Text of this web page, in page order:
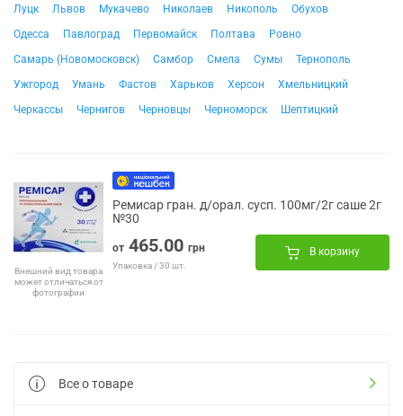
Луцк
Львов Мукачево Николаев Никополь
Обухов
Одесса
Павлоград Первомайск Полтава
Ровно
Самарь (Новомосковск)
Самбор Смела Сумы
Тернополь
Ужгород
Умань Фастов Харьков Херсон
Хмельницкий
Черкассы
Чернигов Черновцы Черноморск Шептицкий
Внешний вид товара
может отличаться от
фотографии
Ремисар гран. д/орал. сусп. 100мг/2г саше 2г
№30
от 465.00 грн
Упаковка / 30 шт.
В корзину
Все о товаре